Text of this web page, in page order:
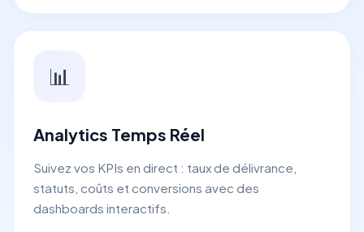
📊
Analytics Temps Réel
Suivez vos KPIs en direct : taux de délivrance,
statuts, coûts et conversions avec des
dashboards interactifs.